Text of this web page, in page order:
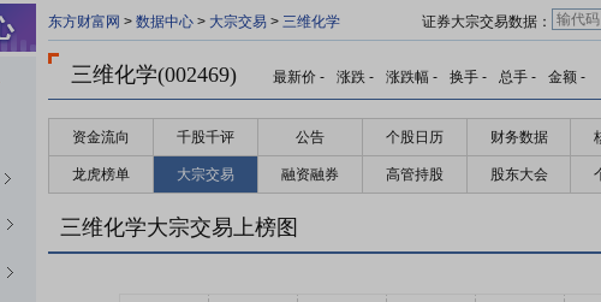
东方财富网 > 数据中心 > 大宗交易 > 三维化学 证券大宗交易数据：
三维化学(002469) 最新价 - 涨跌 - 涨跌幅 - 换手 - 总手 - 金额 -
资金流向 千股千评 公告 个股日历 财务数据
龙虎榜单 大宗交易 融资融券 高管持股 股东大会
三维化学大宗交易上榜图